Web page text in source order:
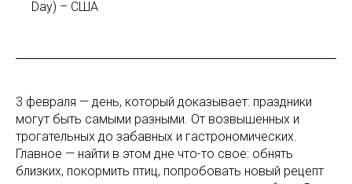
Day) – США
3 февраля — день, который доказывает: праздники
могут быть самыми разными. От возвышенных и
трогательных до забавных и гастрономических.
Главное — найти в этом дне что-то свое: обнять
близких, покормить птиц, попробовать новый рецепт